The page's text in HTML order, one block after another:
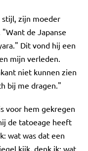
stijl, zijn moeder
de Japanse
Dit vond hij een
mijn verleden.
niet kunnen zien
bij me dragen."
voor hem gekregen
de tatoeage heeft
wat was dat een
kijk, denk ik: wat